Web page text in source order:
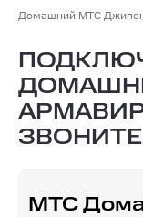
Домашний МТС
МТС